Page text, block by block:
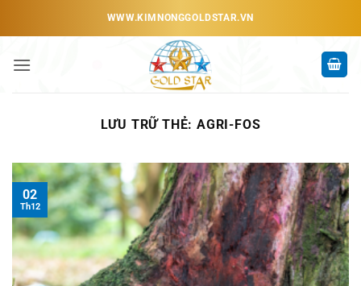
dung
WWW.KIMNONGGOLDSTAR.VN
LƯU TRỮ THẺ: AGRI-FOS
02
Th12